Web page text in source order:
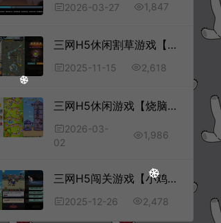
2026-03-27 1,847
三网H5休闲割草游戏【鸠摩智割草H5】11月最新整理Linux手工服务端+Win一键服务端+逆向前端源码+解压即玩+简易安卓客户端+详细搭建教程
2025-11-15 2,618
三网H5休闲游戏【烧脑王者H5】3月最新整理Linux手工服务端+Win一键服务端+解压即玩+简易安卓客户端+详细搭建教程
2026-03-
02
1,986
三网H5闯关游戏【小鸡来了H5】12月最新整理Linux手工服务端+Win一键服务端+解压即玩+简易安卓客户端+详细搭建教程
2025-12-26 2,478